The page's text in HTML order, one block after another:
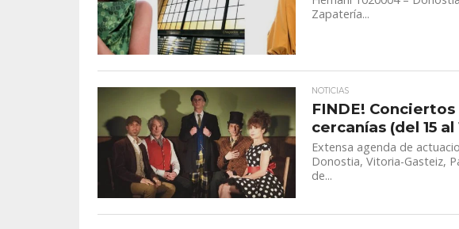
Zapatería...
NOTICIAS
FINDE!
cercanías (del 15
Extensa agenda de
Donostia, Vitoria-Gasteiz,
de...